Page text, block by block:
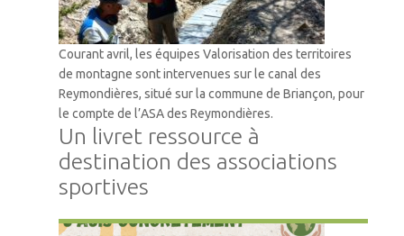
Courant avril, les équipes Valorisation des territoires
de montagne sont intervenues sur le canal des
Reymondières, situé sur la commune de Briançon, pour
le compte de l’ASA des Reymondières.
Un livret ressource à
destination des associations
sportives
Accompagnement